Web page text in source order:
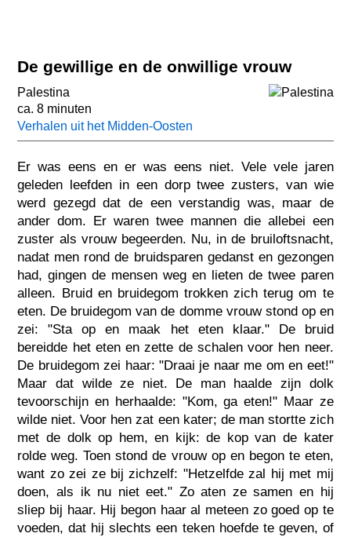
De gewillige en de onwillige vrouw
Palestina
ca. 8 minuten
Verhalen uit het Midden-Oosten
Er was eens en er was eens niet. Vele vele jaren
geleden leefden in een dorp twee zusters, van wie
werd gezegd dat de een verstandig was, maar de
ander dom. Er waren twee mannen die allebei een
zuster als vrouw begeerden. Nu, in de bruiloftsnacht,
nadat men rond de bruidsparen gedanst en gezongen
had, gingen de mensen weg en lieten de twee paren
alleen. Bruid en bruidegom trokken zich terug om te
eten. De bruidegom van de domme vrouw stond op en
zei: "Sta op en maak het eten klaar." De bruid
bereidde het eten en zette de schalen voor hen neer.
De bruidegom zei haar: "Draai je naar me om en eet!"
Maar dat wilde ze niet. De man haalde zijn dolk
tevoorschijn en herhaalde: "Kom, ga eten!" Maar ze
wilde niet. Voor hen zat een kater; de man stortte zich
met de dolk op hem, en kijk: de kop van de kater
rolde weg. Toen stond de vrouw op en begon te eten,
want zo zei ze bij zichzelf: "Hetzelfde zal hij met mij
doen, als ik nu niet eet." Zo aten ze samen en hij
sliep bij haar. Hij begon haar al meteen zo goed op te
voeden, dat hij slechts een teken hoefde te geven, of